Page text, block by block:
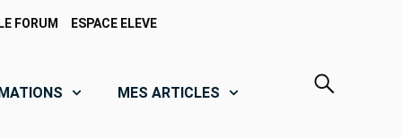
LE FORUM ESPACE ELEVE
MES ARTICLES